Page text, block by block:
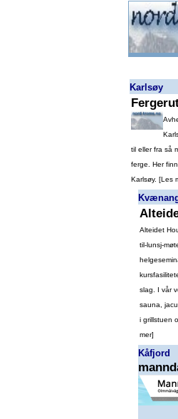
Karlsøy
til eller fra så
ferge. Her
Karlsøy. [Les
Alteidet
til-lunsj-
slag. I vår
sauna,
i grillstuen
mer]
Kåfjord